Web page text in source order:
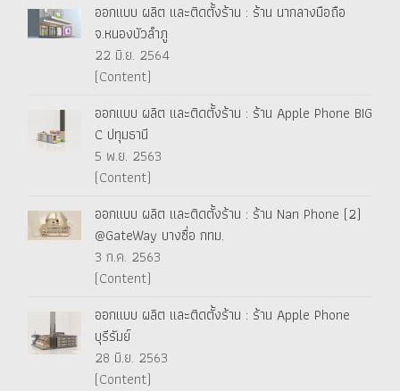
ออกแบบ ผลิต และติดตั้งร้าน : ร้าน นากลางมือถือ
จ.หนองบัวลำภู
22 มิ.ย. 2564
(Content)
ออกแบบ ผลิต และติดตั้งร้าน : ร้าน Apple Phone BIG
C ปทุมธานี
5 พ.ย. 2563
(Content)
ออกแบบ ผลิต และติดตั้งร้าน : ร้าน Nan Phone (2)
@GateWay บางซื่อ กทม.
3 ก.ค. 2563
(Content)
ออกแบบ ผลิต และติดตั้งร้าน : ร้าน Apple Phone
บุรีรัมย์
28 มิ.ย. 2563
(Content)